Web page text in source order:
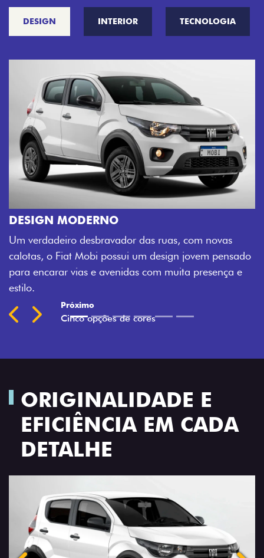
DESIGN INTERIOR TECNOLOGIA
e
CINCO OPÇÕES DE CORES
O Fiat Mobi tem sempre uma opção de cor que é
sua cara. Escolha entre o Preto Vulcano, Vermelho
Montecarlo, Branco Banchisa, Prata Bari e Cinza
Silverstone.
ORIGINALIDADE E
EFICIÊNCIA EM CADA
DETALHE